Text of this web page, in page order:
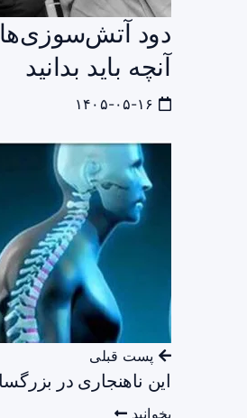
دود
آنچه باید بدانید
پست قبلی
این ناهنجاری در
بخوانید